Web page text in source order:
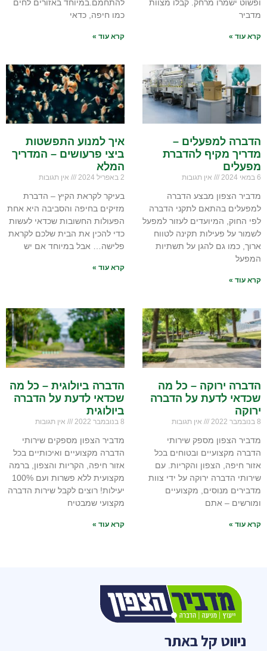
ופשוט ישמרו מרחק. קבלו מצוות
מדביר
קרא עוד »
להתחמם.במיוחד באזורים לחים
כמו חיפה, כדאי
קרא עוד »
הדברה למפעלים –
מדריך מקיף להדברת
מפעלים
6 במאי 2024 אין תגובות
מדביר הצפון מבצע הדברה
למפעלים בהתאם לתקני הדברה
לפי החוק, המיועדים לעזור למפעל
לשמור על פעילות תקינה לטווח
ארוך, כמו גם להגן על תשתיות
המפעל
קרא עוד »
איך למנוע התפשטות
ביצי פרעושים – המדריך
המלא
2 באפריל 2024 אין תגובות
בעיקר לקראת הקיץ – הדברת
מזיקים בחיפה והסביבה היא אחת
הפעולות החשובות שכדאי לעשות
כדי להכין את הבית שלכם לקראת
פלישה… אבל במיוחד אם יש
קרא עוד »
הדברה ירוקה – כל מה
שכדאי לדעת על הדברה
ירוקה
8 בנובמבר 2022 אין תגובות
מדביר הצפון מספק שירותי
הדברה מקצועיים ובטוחים בכל
אזור חיפה, הצפון והקריות. עם
שירותי הדברה ירוקה על ידי צוות
מדבירים מנוסים, מקצועיים
ומורשים – אתם
קרא עוד »
הדברה ביולוגית – כל מה
שכדאי לדעת על הדברה
ביולוגית
8 בנובמבר 2022 אין תגובות
מדביר הצפון מספקים שירותי
הדברה מקצועיים ואיכותיים בכל
אזור חיפה, הקריות והצפון, ברמה
מקצועית ללא פשרות ועם 100%
יעילות! רוצים לקבל שירות הדברה
מקצועי שמבטיח
קרא עוד »
ניווט קל באתר